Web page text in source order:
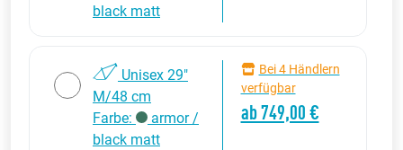
black matt
Unisex 29"
M/48 cm
Farbe:
armor /
black matt
Bei 4 Händlern
verfügbar
ab 749,00 €